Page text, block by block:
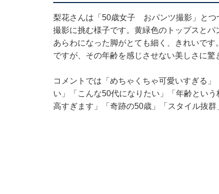
梨花さんは「50歳女子 おパンツ撮影」とつ
撮影に挑む様子です。黄緑色のトップスとパ
あらわになった脚がとても細く、きれいで
ですが、その年齢を感じさせない美しさに驚
コメントでは「めちゃくちゃ可愛いすぎる
い」「こんな50代になりたい」「年齢とい
高すぎます」「奇跡の50歳」「スタイル抜群